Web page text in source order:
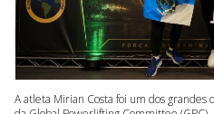
A atleta Mirian Costa foi um dos